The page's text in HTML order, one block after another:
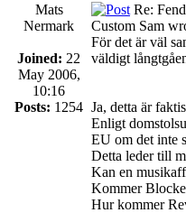
Mats
Nermark
Joined: 22
May 2006,
10:16
Posts: 1254
Re:
Custom Sam
För det är väl
väldigt
Ja, detta är
Enligt
EU om det inte
Detta leder till
Kan en
Kommer
Hur kommer